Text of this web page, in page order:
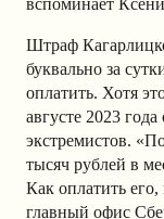
вспоминает
Штраф
буквально за
оплатить. Хотя
августе 2023
экстремистов.
тысяч рублей в
Как оплатить
главный офис